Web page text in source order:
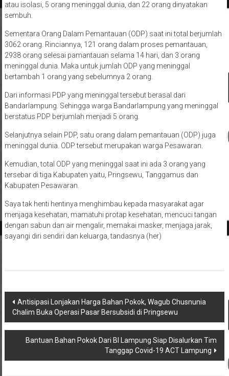
atau isolasi, 5 orang meninggal dunia, dan 22 orang dinyatakan
sembuh.
Sementara Orang Dalam Pemantauan (ODP) saat ini total berjumlah
3062 orang. Rinciannya, 121 orang dalam proses pemantauan,
2938 orang selesai pamantauan selama 14 hari, dan 3 orang
meninggal dunia. Maka untuk jumlah ODP yang meninggal
bertambah 1 orang yang sebelumnya 2 orang.
Dari informasi PDP yang meninggal tersebut berasal dari
Bandarlampung. Sehingga warga Bandarlampung yang meninggal
berstatus PDP berjumlah menjadi 5 orang.
Selanjutnya selain PDP, satu orang dalam pemantauan (ODP) juga
meninggal dunia. ODP tersebut merupakan warga Pesawaran.
Kemudian, total ODP yang meninggal saat ini ada 3 orang yang
tersebar di tiga Kabupaten yaitu, Pringsewu, Tanggamus dan
Kabupaten Pesawaran.
Saya tak henti hentinya menghimbau kepada masyarakat agar
menjaga kesehatan, mamatuhi protap kesehatan, mencuci tangan
dengan sabun dan air mengalir, memakai masker, menjaga jarak,
sayangi diri sendiri dan keluarga, tandasnya (her)
Navigasi
pos
Antisipasi Lonjakan Harga Bahan Pokok, Wagub Chusnunia
Chalim Buka Operasi Pasar Bersubsidi di Pringsewu
Bantuan Bahan Pokok Dari BI Lampung Siap Disalurkan Tim
Tanggap Covid-19 ACT Lampung